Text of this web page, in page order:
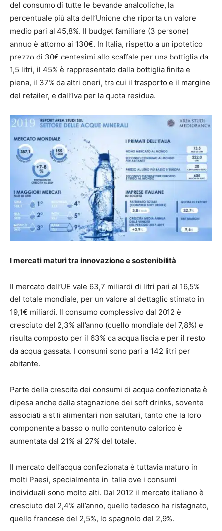
del consumo di tutte le bevande analcoliche, la
percentuale più alta dell’Unione che riporta un valore
medio pari al 45,8%. Il budget familiare (3 persone)
annuo è attorno ai 130€. In Italia, rispetto a un ipotetico
prezzo di 30€ centesimi allo scaffale per una bottiglia da
1,5 litri, il 45% è rappresentato dalla bottiglia finita e
piena, il 37% da altri oneri, tra cui il trasporto e il margine
del retailer, e dall’Iva per la quota residua.
I mercati maturi tra innovazione e sostenibilità
Il mercato dell’UE vale 63,7 miliardi di litri pari al 16,5%
del totale mondiale, per un valore al dettaglio stimato in
19,1€ miliardi. Il consumo complessivo dal 2012 è
cresciuto del 2,3% all’anno (quello mondiale del 7,8%) e
risulta composto per il 63% da acqua liscia e per il resto
da acqua gassata. I consumi sono pari a 142 litri per
abitante.
Parte della crescita dei consumi di acqua confezionata è
dipesa anche dalla stagnazione dei soft drinks, sovente
associati a stili alimentari non salutari, tanto che la loro
componente a basso o nullo contenuto calorico è
aumentata dal 21% al 27% del totale.
Il mercato dell’acqua confezionata è tuttavia maturo in
molti Paesi, specialmente in Italia ove i consumi
individuali sono molto alti. Dal 2012 il mercato italiano è
cresciuto del 2,4% all’anno, quello tedesco ha ristagnato,
quello francese del 2,5%, lo spagnolo del 2,9%.